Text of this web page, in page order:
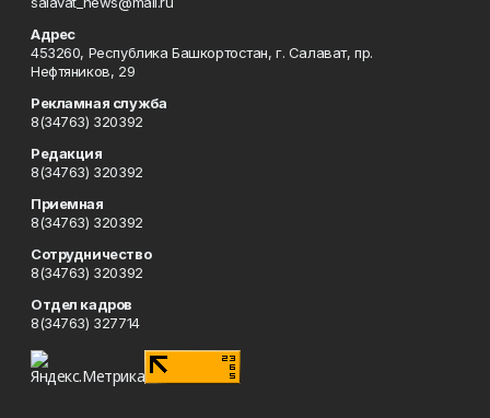
Адрес
453260, Республика Башкортостан, г. Салават, пр.
Нефтяников, 29
Рекламная служба
8(34763) 320392
Редакция
8(34763) 320392
Приемная
8(34763) 320392
Сотрудничество
8(34763) 320392
Отдел кадров
8(34763) 327714